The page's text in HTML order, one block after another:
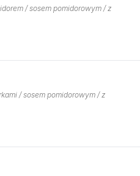
/ sosem pomidorowym / z
/ sosem pomidorowym / z